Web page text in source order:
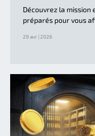
Découvrez la mission
préparés pour vous
29 avr | 2026